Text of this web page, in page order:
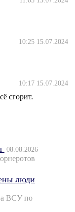
10:25 15.07.2024
10:17 15.07.2024
сгорит.
08.08.2026
люди
ВСУ по